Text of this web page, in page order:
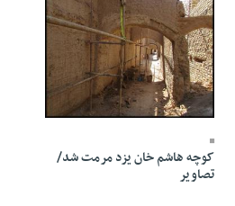
04 Bahman 1394 - 13:54
کوچه هاشم خان یزد مرمت شد/
تصاویر